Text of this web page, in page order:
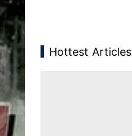
Hottest Articles